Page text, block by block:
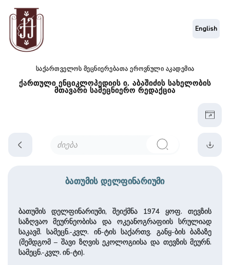
საქართველოს მეცნიერებათა ეროვნული აკადემია
ქართული ენციკლოპედიის ი. აბაშიძის სახელობის
მთავარი სამეცნიერო რედაქცია
English
ბათუმის დელფინარიუმი
ბათუმის დელფინარიუმი, შეიქმნა 1974 ყოფ. თევზის
საზღვაო მეურნეობისა და ოკეანოგრაფიის სრულიად
საკავშ. სამეცნ.-კვლ. ინ-ტის საქართვ. განყ-ბის ბაზაზე
(შემდგომ – შავი ზღვის ეკოლოგიისა და თევზის მეურნ.
სამეცნ.-კვლ. ინ-ტი).